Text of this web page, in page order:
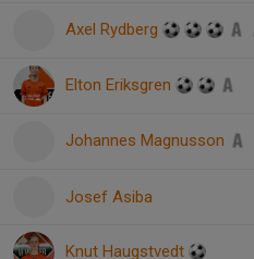
Axel Rydberg
Elton Eriksgren
Johannes Magnusson
Josef Asiba
Knut Haugstvedt